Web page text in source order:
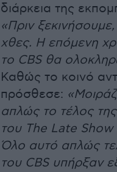
διάρκεια της
«Πριν
χθες. Η επόμενη
το CBS θα
Καθώς το κοινό
πρόσθεσε:
απλώς το τέλος
του The Late Show
Όλο αυτό απλώς
του CBS υπήρξαν